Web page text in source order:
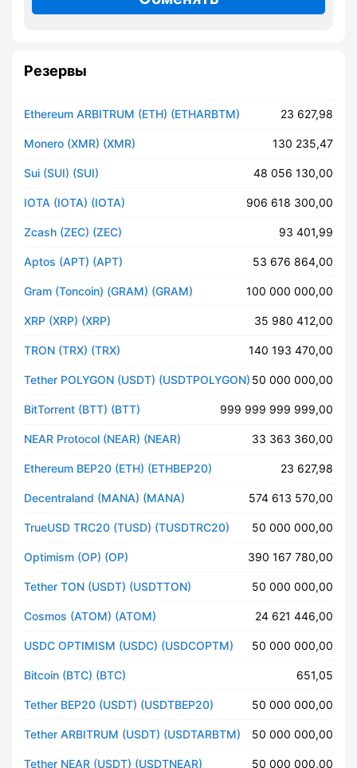
Резервы
Ethereum ARBITRUM (ETH) (ETHARBTM) 23 627,98
Monero (XMR) (XMR) 130 235,47
Sui (SUI) (SUI) 48 056 130,00
IOTA (IOTA) (IOTA) 906 618 300,00
Zcash (ZEC) (ZEC) 93 401,99
Aptos (APT) (APT) 53 676 864,00
Gram (Toncoin) (GRAM) (GRAM) 100 000 000,00
XRP (XRP) (XRP) 35 980 412,00
TRON (TRX) (TRX) 140 193 470,00
Tether POLYGON (USDT) (USDTPOLYGON) 50 000 000,00
BitTorrent (BTT) (BTT) 999 999 999 999,00
NEAR Protocol (NEAR) (NEAR) 33 363 360,00
Ethereum BEP20 (ETH) (ETHBEP20) 23 627,98
Decentraland (MANA) (MANA) 574 613 570,00
TrueUSD TRC20 (TUSD) (TUSDTRC20) 50 000 000,00
Optimism (OP) (OP) 390 167 780,00
Tether TON (USDT) (USDTTON) 50 000 000,00
Cosmos (ATOM) (ATOM) 24 621 446,00
USDC OPTIMISM (USDC) (USDCOPTM) 50 000 000,00
Bitcoin (BTC) (BTC) 651,05
Tether BEP20 (USDT) (USDTBEP20) 50 000 000,00
Tether ARBITRUM (USDT) (USDTARBTM) 50 000 000,00
Tether NEAR (USDT) (USDTNEAR) 50 000 000,00